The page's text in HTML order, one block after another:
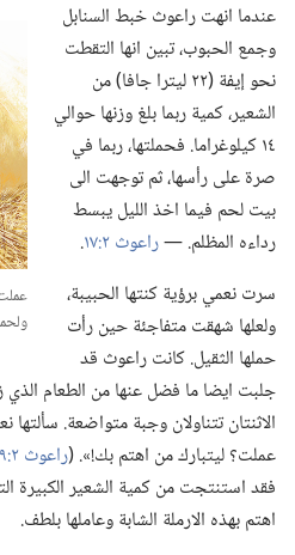
عندما انهت راعوث خبط السنابل
وجمع الحبوب،‏ تبين انها التقطت
نحو إيفة (‏٢٢ ليترا جافا)‏ من
الشعير،‏ كمية ربما بلغ وزنها حوالي
١٤ كيلوغراما.‏ فحملتها،‏ ربما في
صرة على رأسها،‏ ثم توجهت الى
بيت لحم فيما اخذ الليل يبسط
رداءه المظلم.‏ —‏راعوث ٢:‏١٧
‏.‏
سرت نعمي برؤية كنتها الحبيبة،‏
ولعلها شهقت متفاجئة حين رأت
حملها الثقيل.‏ كانت راعوث قد
جلبت ايضا ما فضل عنها من الطعام
الاثنتان تتناولان وجبة متواضعة.‏ سألتها
عملت؟‏ ليتبارك من اهتم بك!‏».‏ (‏راعوث ٢:‏١٩
فقد استنتجت من كمية الشعير الكبيرة
اهتم بهذه الارملة الشابة وعاملها بلطف.‏